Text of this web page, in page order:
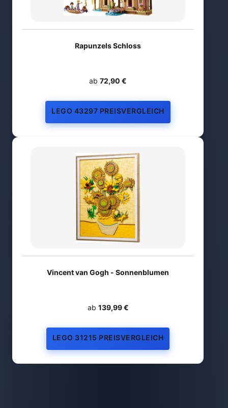
Rapunzels Schloss
ab 72,90 €
LEGO 43297 PREISVERGLEICH
Vincent van Gogh - Sonnenblumen
ab 139,99 €
LEGO 31215 PREISVERGLEICH